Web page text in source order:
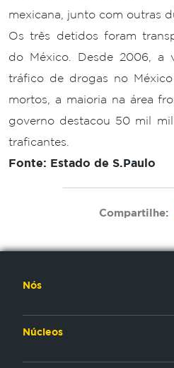
mexicana, junto com outras
Os três detidos foram
do México. Desde 2006, a
tráfico de drogas no
mortos, a maioria na área
governo destacou 50 mil
traficantes.
Fonte: Estado de S.Paulo
Compartilhe:
Nós
Núcleos